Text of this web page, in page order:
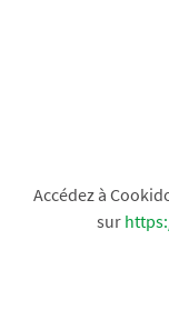
Accédez à
sur